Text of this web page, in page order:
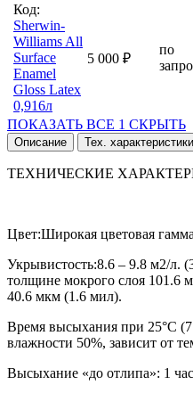
Код:
Sherwin-
Williams All
Surface
Enamel
Gloss Latex
0,916л
5 000 ₽
по
ПОКАЗАТЬ ВСЕ 1 СКРЫТЬ
Описание Тех. характеристики
ТЕХНИЧЕСКИЕ
Цвет:Широкая цветовая
Укрывистость:8.6 – 9.8 м2/л.
толщине мокрого слоя 101.6
40.6 мкм (1.6 мил).
Время высыхания при 25°С
влажности 50%, зависит от
Высыхание «до отлипа»: 1